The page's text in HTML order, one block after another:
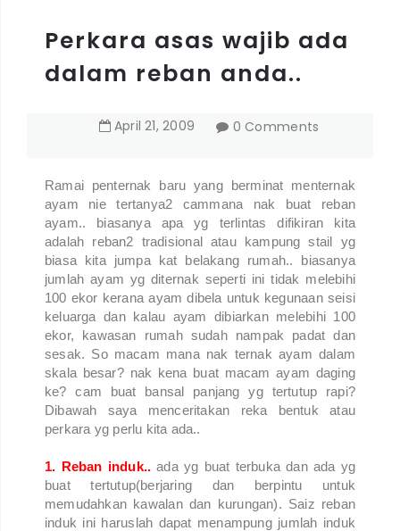
Perkara asas wajib ada
dalam reban anda..
April 21,2009 0 Comments
Ramai penternak baru yang berminat menternak
ayam nie tertanya2 cammana nak buat reban
ayam.. biasanya apa yg terlintas difikiran kita
adalah reban2 tradisional atau kampung stail yg
biasa kita jumpa kat belakang rumah.. biasanya
jumlah ayam yg diternak seperti ini tidak melebihi
100 ekor kerana ayam dibela untuk kegunaan seisi
keluarga dan kalau ayam dibiarkan melebihi 100
ekor, kawasan rumah sudah nampak padat dan
sesak. So macam mana nak ternak ayam dalam
skala besar? nak kena buat macam ayam daging
ke? cam buat bansal panjang yg tertutup rapi?
Dibawah saya menceritakan reka bentuk atau
perkara yg perlu kita ada..
1. Reban induk.. ada yg buat terbuka dan ada yg
buat tertutup(berjaring dan berpintu untuk
memudahkan kawalan dan kurungan). Saiz reban
induk ini haruslah dapat menampung jumlah induk